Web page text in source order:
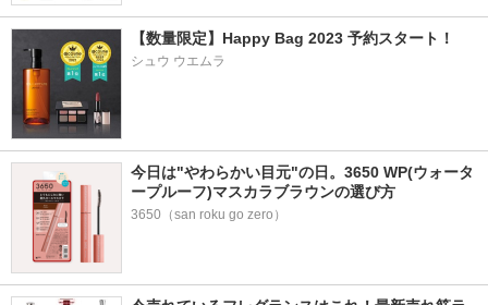
【数量限定】Happy Bag 2023 予約スタート！
シュウ ウエムラ
今日は"やわらかい目元"の日。3650 WP(ウォータ
ープルーフ)マスカラブラウンの選び方
3650（san roku go zero）